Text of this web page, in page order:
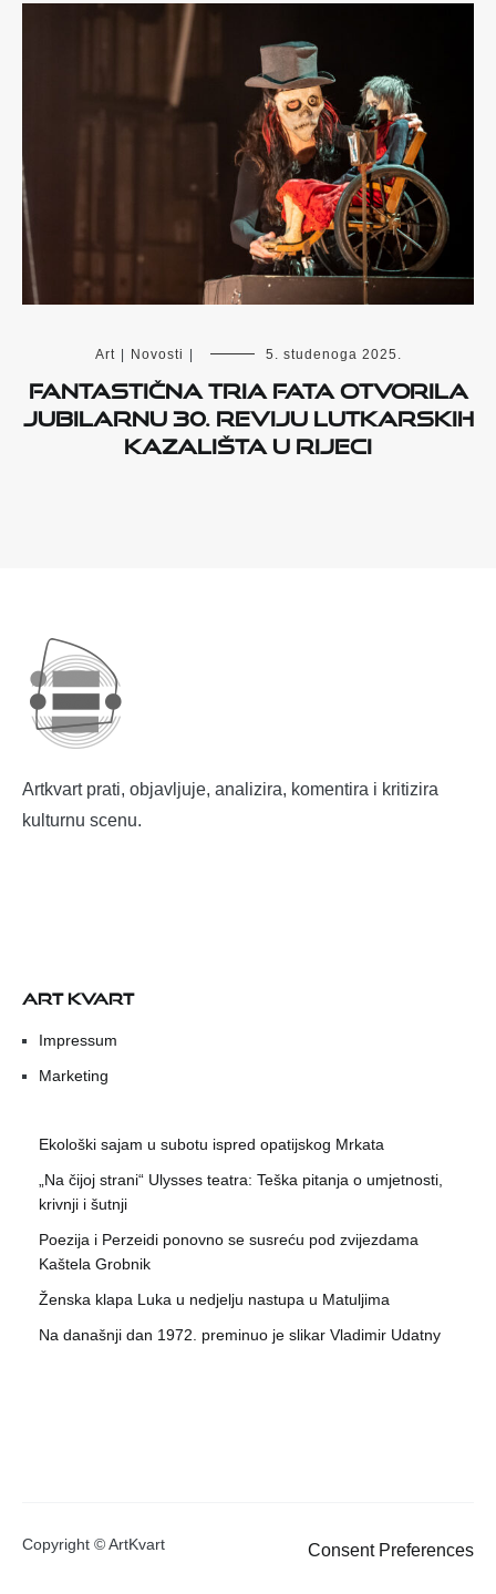
Art Novosti 5. studenoga 2025.
Fantastična Tria Fata otvorila
jubilarnu 30. Reviju lutkarskih
kazališta u Rijeci
Artkvart prati, objavljuje, analizira, komentira i kritizira
kulturnu scenu.
ART KVART
Impressum
Marketing
Ekološki sajam u subotu ispred opatijskog Mrkata
„Na čijoj strani“ Ulysses teatra: Teška pitanja o umjetnosti,
krivnji i šutnji
Poezija i Perzeidi ponovno se susreću pod zvijezdama
Kaštela Grobnik
Ženska klapa Luka u nedjelju nastupa u Matuljima
Na današnji dan 1972. preminuo je slikar Vladimir Udatny
Copyright © ArtKvart Consent Preferences